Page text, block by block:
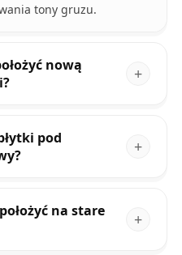
tony gruzu.
nową
pod
na stare